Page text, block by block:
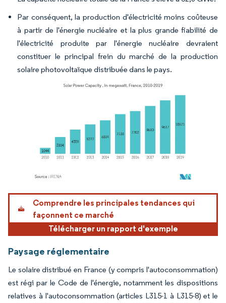
Par conséquent, la production d'électricité moins coûteuse
à partir de l'énergie nucléaire et la plus grande fiabilité de
l'électricité produite par l'énergie nucléaire devraient
constituer le principal frein du marché de la production
solaire photovoltaïque distribuée dans le pays.
Image © Mordor Intelligence. La réutilisation nécessite une attribution sous CC BY
Comprendre les principales tendances qui
façonnent ce marché
Télécharger un rapport d'exemple
Paysage réglementaire
Le solaire distribué en France (y compris l'autoconsommation)
est régi par le Code de l'énergie, notamment les dispositions
relatives à l'autoconsommation (articles L315-1 à L315-8) et le